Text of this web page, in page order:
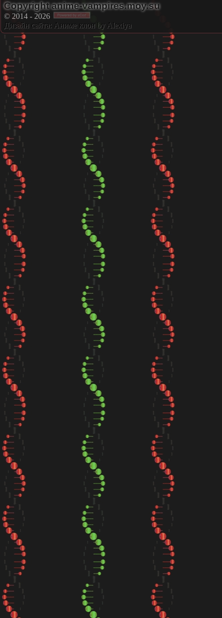
Copyright anime-vampires.moy.su
© 2014 - 2026
Дизайн сайта: Аниме клон by Alexiya